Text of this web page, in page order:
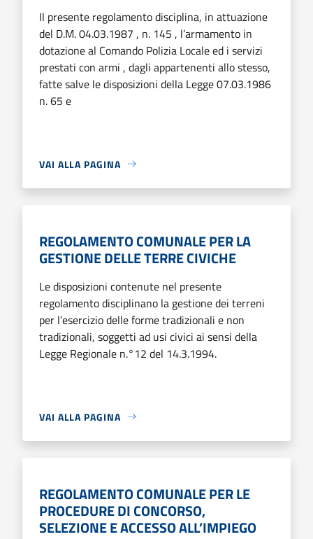
Il presente regolamento disciplina, in attuazione
del D.M. 04.03.1987 , n. 145 , l’armamento in
dotazione al Comando Polizia Locale ed i servizi
prestati con armi , dagli appartenenti allo stesso,
fatte salve le disposizioni della Legge 07.03.1986
n. 65 e
VAI ALLA PAGINA
REGOLAMENTO COMUNALE PER LA
GESTIONE DELLE TERRE CIVICHE
Le disposizioni contenute nel presente
regolamento disciplinano la gestione dei terreni
per l’esercizio delle forme tradizionali e non
tradizionali, soggetti ad usi civici ai sensi della
Legge Regionale n.°12 del 14.3.1994.
VAI ALLA PAGINA
REGOLAMENTO COMUNALE PER LE
PROCEDURE DI CONCORSO,
SELEZIONE E ACCESSO ALL’IMPIEGO